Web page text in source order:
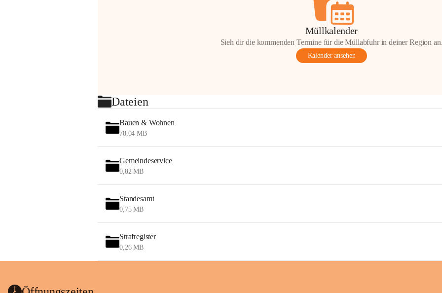
Müllkalender
Sieh dir die kommenden Termine für die Müllabfuhr in deiner Region
Kalender ansehen
Dateien
Bauen & Wohnen
78,04 MB
Gemeindeservice
0,82 MB
Standesamt
0,75 MB
Strafregister
0,26 MB